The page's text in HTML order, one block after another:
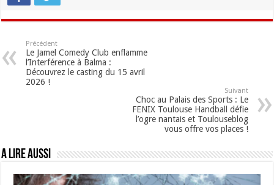
Précédent
Le Jamel Comedy Club enflamme
l’Interférence à Balma :
Découvrez le casting du 15 avril
2026 !
Suivant
Choc au Palais des Sports : Le
FENIX Toulouse Handball défie
l’ogre nantais et Toulouseblog
vous offre vos places !
A lire aussi